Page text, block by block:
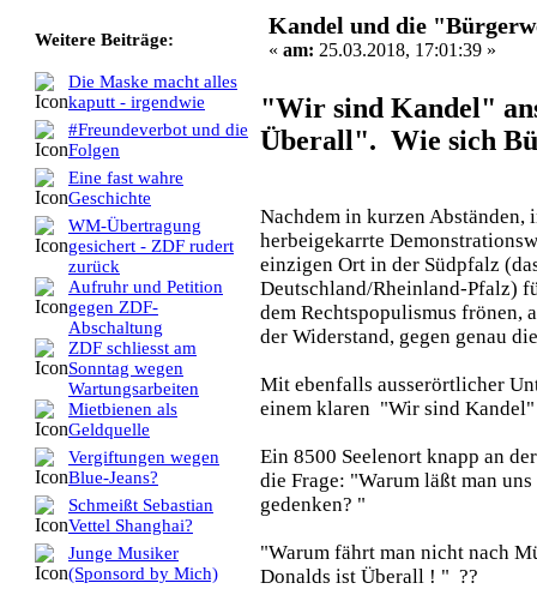
Weitere Beiträge:
Die Maske macht alles
kaputt - irgendwie
#Freundeverbot und die
Folgen
Eine fast wahre
Geschichte
WM-Übertragung
gesichert - ZDF rudert
zurück
Aufruhr und Petition
gegen ZDF-
Abschaltung
ZDF schliesst am
Sonntag wegen
Wartungsarbeiten
Mietbienen als
Geldquelle
Vergiftungen wegen
Blue-Jeans?
Schmeißt Sebastian
Vettel Shanghai?
Junge Musiker
(Sponsord by Mich)
Kandel und die
« am: 25.03.2018, 17:01:39 »
"Wir sind Kandel"
Überall". Wie sich
Nachdem in kurzen Abständen,
herbeigekarrte
einzigen Ort in der Südpfalz
Deutschland/Rheinland-Pfalz)
dem Rechtspopulismus frönen,
der Widerstand, gegen genau
Mit ebenfalls ausserörtlicher
einem klaren "Wir sind
Ein 8500 Seelenort knapp an
die Frage: "Warum läßt man
gedenken? "
"Warum fährt man nicht nach
Donalds ist Überall ! " ??